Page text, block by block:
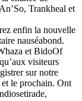
Trankheal et
enfin la nouvelle
nauséabond.
et BidoOf
visiteurs
sur notre
et le prochain. Ont